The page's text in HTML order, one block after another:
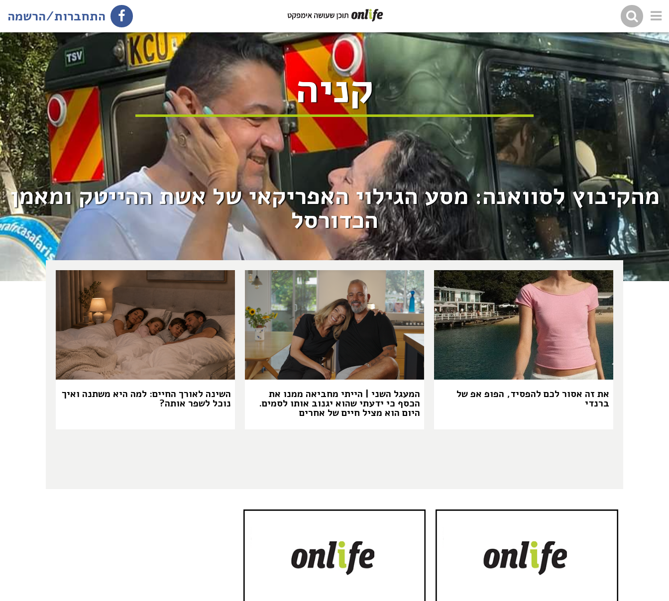
התחברות/הרשמה
קניה
מהקיבוץ לסוואנה: מסע הגילוי האפריקאי של אשת ההייטק ומאמן
הכדורסל
את זה אסור לכם להפסיד, הפופ אפ של
ברנדי
המעגל השני | הייתי מחביאה ממנו את
הכסף כי ידעתי שהוא יגנוב אותו לסמים.
היום הוא מציל חיים של אחרים
השינה לאורך החיים: למה היא משתנה ואיך
נוכל לשפר אותה?